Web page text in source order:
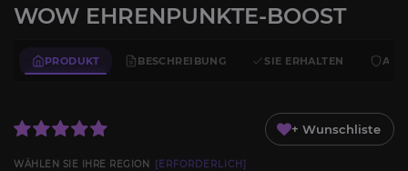
WOW EHRENPUNKTE-BOOST
PRODUKT BESCHREIBUNG SIE ERHALTEN
+ Wunschliste
WÄHLEN SIE IHRE REGION [ERFORDERLICH]